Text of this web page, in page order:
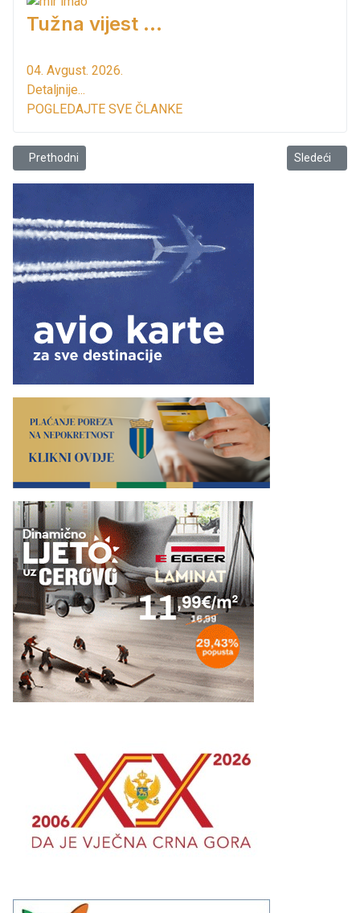
Tužna vijest ...
04. Avgust. 2026.
Detaljnije...
POGLEDAJTE SVE ČLANKE
Prethodni članak: Šifra “SAD030” dobila najviše bodova za idejno
Prethodni Sledeći
Sledeći